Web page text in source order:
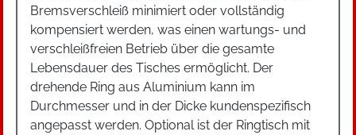
Bremsverschleiß minimiert oder vollständig
kompensiert werden, was einen wartungs- und
verschleißfreien Betrieb über die gesamte
Lebensdauer des Tisches ermöglicht. Der
drehende Ring aus Aluminium kann im
Durchmesser und in der Dicke kundenspezifisch
angepasst werden. Optional ist der Ringtisch mit